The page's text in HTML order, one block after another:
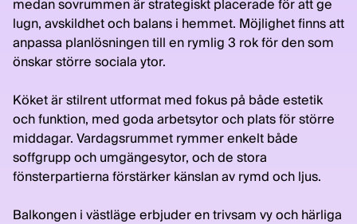
medan sovrummen är strategiskt placerade för att ge
lugn, avskildhet och balans i hemmet. Möjlighet finns att
anpassa planlösningen till en rymlig 3 rok för den som
önskar större sociala ytor.
Köket är stilrent utformat med fokus på både estetik
och funktion, med goda arbetsytor och plats för större
middagar. Vardagsrummet rymmer enkelt både
soffgrupp och umgängesytor, och de stora
fönsterpartierna förstärker känslan av rymd och ljus.
Balkongen i västläge erbjuder en trivsam vy och härliga